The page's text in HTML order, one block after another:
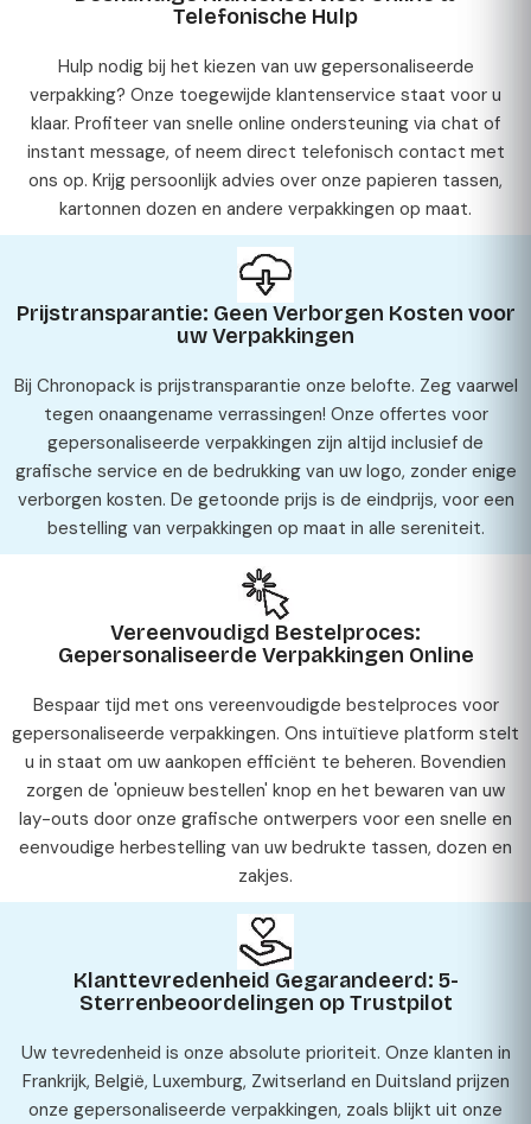
Telefonische Hulp
Hulp nodig bij het kiezen van uw gepersonaliseerde
verpakking? Onze toegewijde klantenservice staat voor u
klaar. Profiteer van snelle online ondersteuning via chat of
instant message, of neem direct telefonisch contact met
ons op. Krijg persoonlijk advies over onze papieren tassen,
kartonnen dozen en andere verpakkingen op maat.
Prijstransparantie: Geen Verborgen Kosten voor
uw Verpakkingen
Bij Chronopack is prijstransparantie onze belofte. Zeg vaarwel
tegen onaangename verrassingen! Onze offertes voor
gepersonaliseerde verpakkingen zijn altijd inclusief de
grafische service en de bedrukking van uw logo, zonder enige
verborgen kosten. De getoonde prijs is de eindprijs, voor een
bestelling van verpakkingen op maat in alle sereniteit.
Vereenvoudigd Bestelproces:
Gepersonaliseerde Verpakkingen Online
Bespaar tijd met ons vereenvoudigde bestelproces voor
gepersonaliseerde verpakkingen. Ons intuïtieve platform stelt
u in staat om uw aankopen efficiënt te beheren. Bovendien
zorgen de 'opnieuw bestellen' knop en het bewaren van uw
lay-outs door onze grafische ontwerpers voor een snelle en
eenvoudige herbestelling van uw bedrukte tassen, dozen en
zakjes.
Klanttevredenheid Gegarandeerd: 5-
Sterrenbeoordelingen op Trustpilot
Uw tevredenheid is onze absolute prioriteit. Onze klanten in
Frankrijk, België, Luxemburg, Zwitserland en Duitsland prijzen
onze gepersonaliseerde verpakkingen, zoals blijkt uit onze